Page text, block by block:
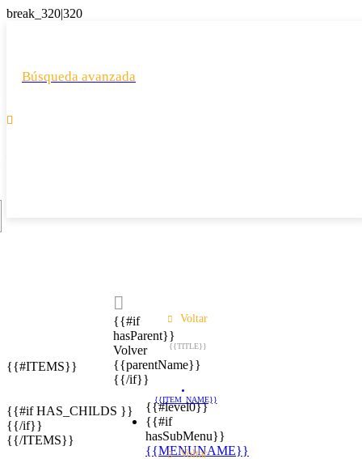
Búsqueda avanzada

{{#if
hasParent}}
Volver
{{parentName}}
{{/if}}
{{#level0}}
{{#if
hasSubMenu}}
{{MENUNAME}}
Voltar
{{TITLE}}
{{#ITEMS}}
{{ITEM_NAME}}
{{#if HAS_CHILDS }}
{{/if}}
{{/ITEMS}}
Voltar